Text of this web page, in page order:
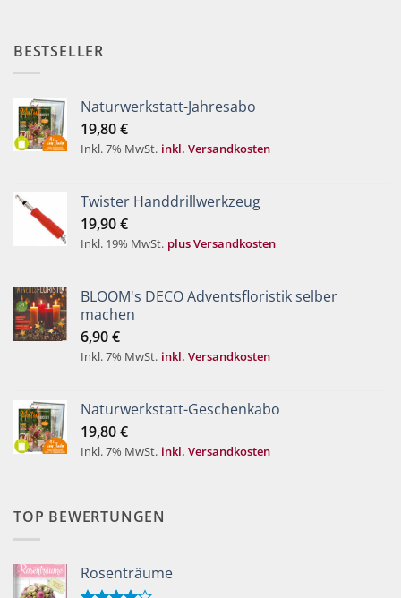
BESTSELLER
Naturwerkstatt-Jahresabo
19,80€
Inkl. 7% MwSt. inkl. Versandkosten
Twister Handdrillwerkzeug
19,90€
Inkl. 19% MwSt. plus Versandkosten
BLOOM's DECO Adventsfloristik selber
machen
6,90€
Inkl. 7% MwSt. inkl. Versandkosten
Naturwerkstatt-Geschenkabo
19,80€
Inkl. 7% MwSt. inkl. Versandkosten
TOP BEWERTUNGEN
Rosenträume